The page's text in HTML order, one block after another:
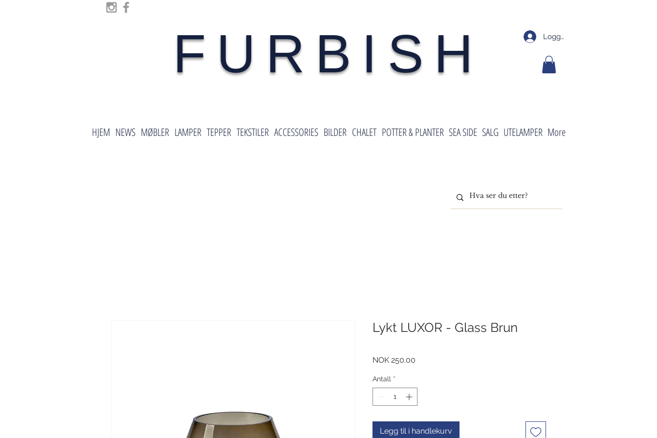
FURBISH Logg inn
HJEM NEWS MØBLER LAMPER TEPPER TEKSTILER ACCESSORIES BILDER CHALET POTTER & PLANTER SEA SIDE SALG UTELAMPER More
Lykt LUXOR - Glass Brun
NOK 250.00
Antall *
Legg til i handlekurv